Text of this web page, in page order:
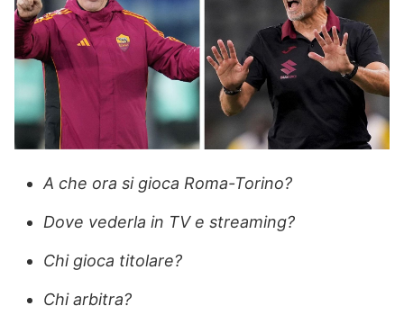
A che ora si gioca Roma-Torino?
Dove vederla in TV e streaming?
Chi gioca titolare?
Chi arbitra?